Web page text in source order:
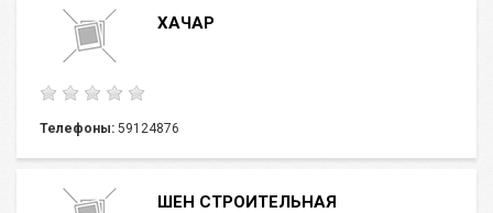
ХАЧАР
Телефоны: 59124876
ШЕН СТРОИТЕЛЬНАЯ